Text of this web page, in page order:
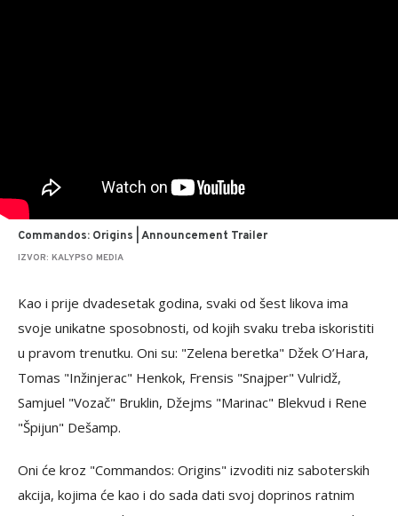
Commandos: Origins | Announcement Trailer
IZVOR: KALYPSO MEDIA
Kao i prije dvadesetak godina, svaki od šest likova ima
svoje unikatne sposobnosti, od kojih svaku treba iskoristiti
u pravom trenutku. Oni su: "Zelena beretka" Džek O’Hara,
Tomas "Inžinjerac" Henkok, Frensis "Snajper" Vulridž,
Samjuel "Vozač" Bruklin, Džejms "Marinac" Blekvud i Rene
"Špijun" Dešamp.
Oni će kroz "Commandos: Origins" izvoditi niz saboterskih
akcija, kojima će kao i do sada dati svoj doprinos ratnim